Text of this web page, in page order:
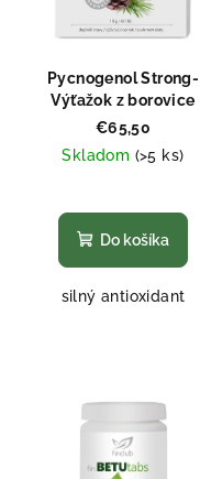
Pycnogenol Strong-
Výťažok z borovice
€65,50
Skladom (>5 ks)
hodnotenie
produktu
z
Do košíka
silný antioxidant